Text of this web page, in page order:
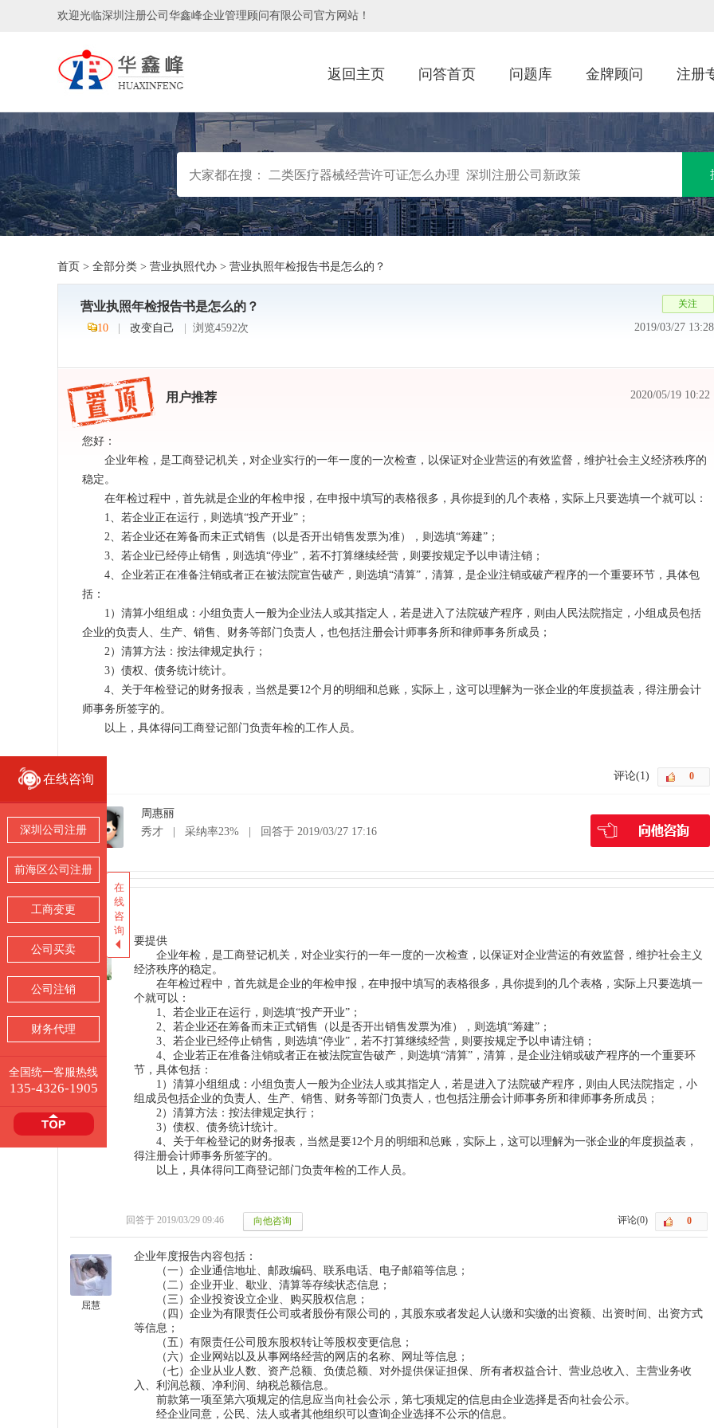
欢迎光临深圳注册公司华鑫峰企业管理顾问有限公司官方网站！
返回主页 问答首页 问题库 金牌顾问 注册
首页 > 全部分类 > 营业执照代办 > 营业执照年检报告书是怎么的？
营业执照年检报告书是怎么的？
10 改变自己 浏览4592次 2019/03/27 13:28
用户推荐 2020/05/19 10:22
您好：
企业年检，是工商登记机关，对企业实行的一年一度的一次检查，以保证对企业营运的有效监督，维护社会主义经济秩序的
稳定。
在年检过程中，首先就是企业的年检申报，在申报中填写的表格很多，具你提到的几个表格，实际上只要选填一个就可以：
1、若企业正在运行，则选填“投产开业”；
2、若企业还在筹备而未正式销售（以是否开出销售发票为准），则选填“筹建”；
3、若企业已经停止销售，则选填“停业”，若不打算继续经营，则要按规定予以申请注销；
4、企业若正在准备注销或者正在被法院宣告破产，则选填“清算”，清算，是企业注销或破产程序的一个重要环节，具体包
括：
1）清算小组组成：小组负责人一般为企业法人或其指定人，若是进入了法院破产程序，则由人民法院指定，小组成员包括
企业的负责人、生产、销售、财务等部门负责人，也包括注册会计师事务所和律师事务所成员；
2）清算方法：按法律规定执行；
3）债权、债务统计统计。
4、关于年检登记的财务报表，当然是要12个月的明细和总账，实际上，这可以理解为一张企业的年度损益表，得注册会计
师事务所签字的。
以上，具体得问工商登记部门负责年检的工作人员。
评论(1)
周惠丽
秀才
采纳率23% 回答于 2019/03/27 17:16
其他回答(2)
要提供
企业年检，是工商登记机关，对企业实行的一年一度的一次检查，以保证对企业营运的有效监督，维护社会主义
经济秩序的稳定。
在年检过程中，首先就是企业的年检申报，在申报中填写的表格很多，具你提到的几个表格，实际上只要选填一
个就可以：
1、若企业正在运行，则选填“投产开业”；
2、若企业还在筹备而未正式销售（以是否开出销售发票为准），则选填“筹建”；
3、若企业已经停止销售，则选填“停业”，若不打算继续经营，则要按规定予以申请注销；
4、企业若正在准备注销或者正在被法院宣告破产，则选填“清算”，清算，是企业注销或破产程序的一个重要环
节，具体包括：
1）清算小组组成：小组负责人一般为企业法人或其指定人，若是进入了法院破产程序，则由人民法院指定，小
组成员包括企业的负责人、生产、销售、财务等部门负责人，也包括注册会计师事务所和律师事务所成员；
2）清算方法：按法律规定执行；
3）债权、债务统计统计。
4、关于年检登记的财务报表，当然是要12个月的明细和总账，实际上，这可以理解为一张企业的年度损益表，
得注册会计师事务所签字的。
以上，具体得问工商登记部门负责年检的工作人员。
评论(0)
回答于 2019/03/29 09:46
屈慧
企业年度报告内容包括：
（一）企业通信地址、邮政编码、联系电话 、电子邮箱等信息；
（二）企业开业、歇业、清算等存续状态信息；
（三）企业投资设立企业、购买股权信息；
（四）企业为有限责任公司或者股份有限公司 的，其股东或者发起人认缴和实缴的出资额、出资时间、出资方式
等信息；
（五）有限责任公司股东股权转让等股权变更信息；
（六）企业网站以及从事网络经营的网店的名称 、网址等信息；
（七）企业从业人数、资产总额 、负债总额 、对外提供保证担保、所有者权益合计、营业总收入
、主营业务收
入
、利润总额 、净利润 、纳税总额信息。
前款第一项至第六项规定的信息应当向社会公示，第七项规定的信息由企业选择是否向社会公示。
经企业同意，公民、法人或者其他组织可以查询企业选择不公示的信息。
在线咨询
深圳公司注册
前海区公司注册
工商变更
公司买卖
公司注销
财务代理
全国统一客服热线
135-4326-1905
在
线
咨
询
在线咨询
深圳公司注册
前海区公司注册
工商变更
公司买卖
公司注销
财务代理
全国统一客服热线
135-4326-1905
在
线
咨
询